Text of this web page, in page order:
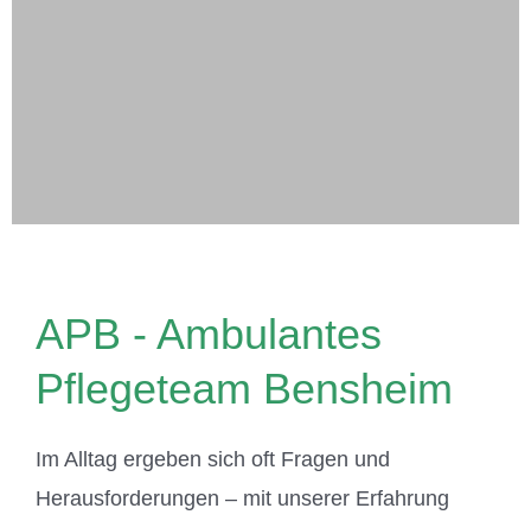
APB - Ambulantes
Pflegeteam Bensheim
Im Alltag ergeben sich oft Fragen und
Herausforderungen – mit unserer Erfahrung